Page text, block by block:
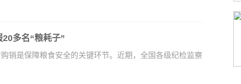
多名“粮耗子”
是保障粮食安全的关键环节。近期，全国各级纪检监察